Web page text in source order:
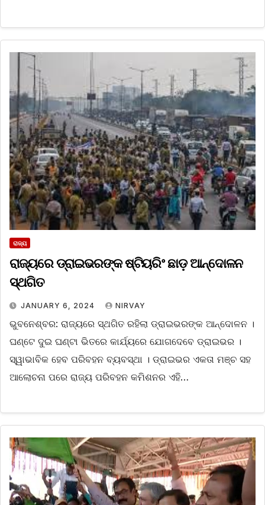
ରାଜ୍ୟ
ରାଜ୍ୟରେ ଡ୍ରାଇଭରଙ୍କ ଷ୍ଟିୟରିଂ ଛାଡ଼ ଆନ୍ଦୋଳନ
ସ୍ଥଗିତ
JANUARY 6, 2024 NIRVAY
ଭୁବନେଶ୍ବର: ରାଜ୍ୟରେ ସ୍ଥଗିତ ରହିଲା ଡ୍ରାଇଭରଙ୍କ ଆନ୍ଦୋଳନ ।
ଘଣ୍ଟେ ଦୁଇ ଘଣ୍ଟା ଭିତରେ କାର୍ଯ୍ୟରେ ଯୋଗଦେବେ ଡ୍ରାଇଭର ।
ସ୍ୱାଭାବିକ ହେବ ପରିବହନ ବ୍ୟବସ୍ଥା । ଡ୍ରାଇଭର ଏକତା ମଞ୍ଚ ସହ
ଆଲୋଚନା ପରେ ରାଜ୍ୟ ପରିବହନ କମିଶନର ଏହି…